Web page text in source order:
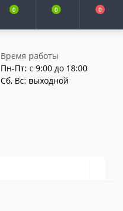
0 0 0
Время работы
Пн-Пт: с 9:00 до 18:00
Сб, Вс: выходной